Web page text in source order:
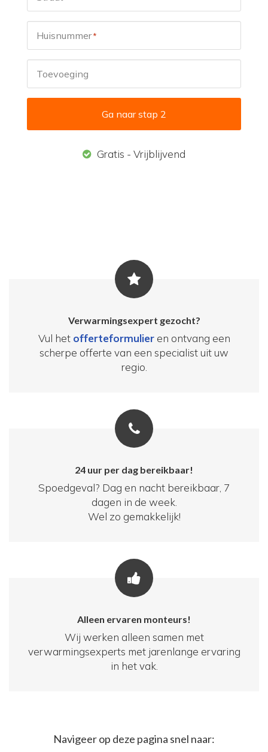
Huisnummer*
Toevoeging
Ga naar stap 2
Gratis - Vrijblijvend
Verwarmingsexpert gezocht?
Vul het offerteformulieren ontvang een
scherpe offerte van een specialist uit uw
regio.
24 uur per dag bereikbaar!
Spoedgeval? Dag en nacht bereikbaar, 7
dagen in de week.
Wel zo gemakkelijk!
Alleen ervaren monteurs!
Wij werken alleen samen met
verwarmingsexperts met jarenlange ervaring
in het vak.
Navigeer op deze pagina snel naar: